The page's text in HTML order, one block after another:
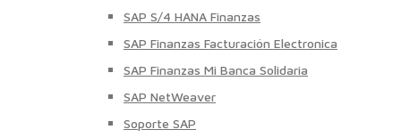
SAP S/4 HANA Finanzas
SAP Finanzas Facturación Electronica
SAP Finanzas Mi Banca Solidaria
SAP NetWeaver
Soporte SAP